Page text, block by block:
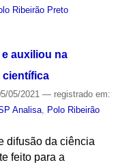
Ribeirão Preto
auxiliou na
científica
05/2021 — registrado em:
Analisa, Polo Ribeirão
difusão da ciência
feito para a